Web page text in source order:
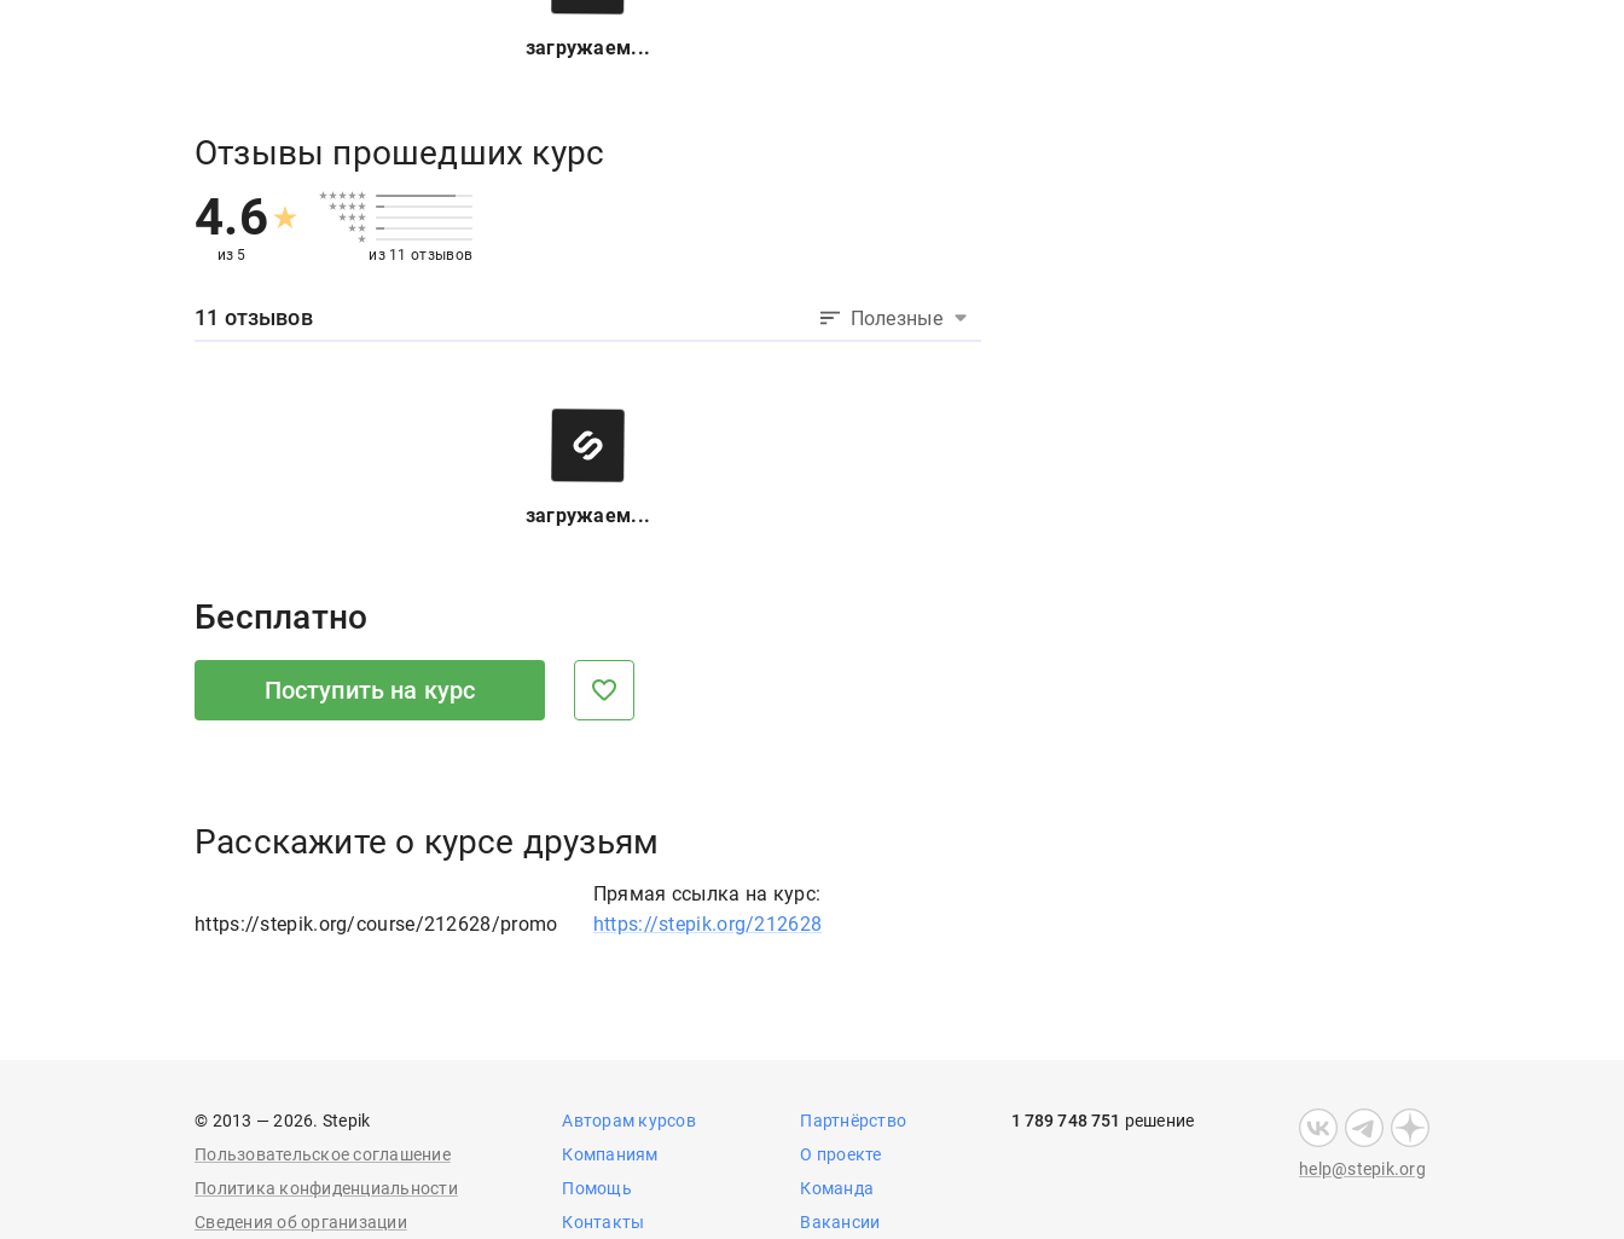
загружаем...
Отзывы прошедших курс
4.6
из 5 из 11 отзывов
11 отзывов Полезные
загружаем...
Price:
Бесплатно
Поступить на курс
Расскажите о курсе друзьям
https://stepik.org/course/212628/promo
Прямая ссылка на курс:
https://stepik.org/212628
© 2013 — 2026. Stepik
Пользовательское соглашение
Политика конфиденциальности
Сведения об организации
Авторам курсов
Компаниям
Помощь
Контакты
Партнёрство
О проекте
Команда
Вакансии
1 789 748 751 решение
help@stepik.org